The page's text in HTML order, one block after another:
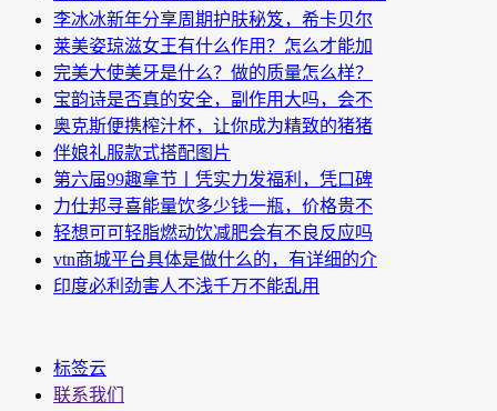
李冰冰新年分享周期护肤秘笈，希卡贝尔
莱美姿琼滋女王有什么作用？怎么才能加
完美大使美牙是什么？做的质量怎么样？
宝韵诗是否真的安全，副作用大吗，会不
奥克斯便携榨汁杯，让你成为精致的猪猪
伴娘礼服款式搭配图片
第六届99趣拿节丨凭实力发福利，凭口碑
力仕邦寻喜能量饮多少钱一瓶，价格贵不
轻想可可轻脂燃动饮减肥会有不良反应吗
vtn商城平台具体是做什么的，有详细的介
印度必利劲害人不浅千万不能乱用
标签云
联系我们